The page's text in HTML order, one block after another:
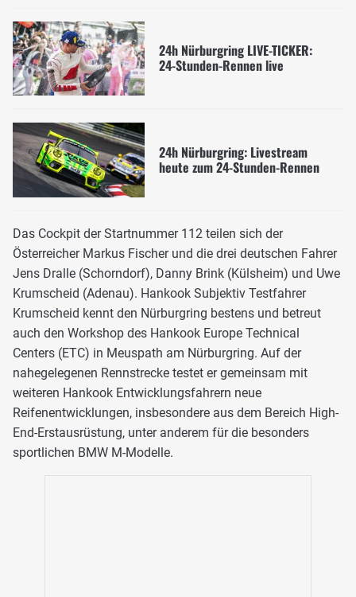
24h Nürburgring LIVE-TICKER:
24-Stunden-Rennen live
24h Nürburgring: Livestream
heute zum 24-Stunden-Rennen
Das Cockpit der Startnummer 112 teilen sich der
Österreicher Markus Fischer und die drei deutschen Fahrer
Jens Dralle (Schorndorf), Danny Brink (Külsheim) und Uwe
Krumscheid (Adenau). Hankook Subjektiv Testfahrer
Krumscheid kennt den Nürburgring bestens und betreut
auch den Workshop des Hankook Europe Technical
Centers (ETC) in Meuspath am Nürburgring. Auf der
nahegelegenen Rennstrecke testet er gemeinsam mit
weiteren Hankook Entwicklungsfahrern neue
Reifenentwicklungen, insbesondere aus dem Bereich High-
End-Erstausrüstung, unter anderem für die besonders
sportlichen BMW M-Modelle.